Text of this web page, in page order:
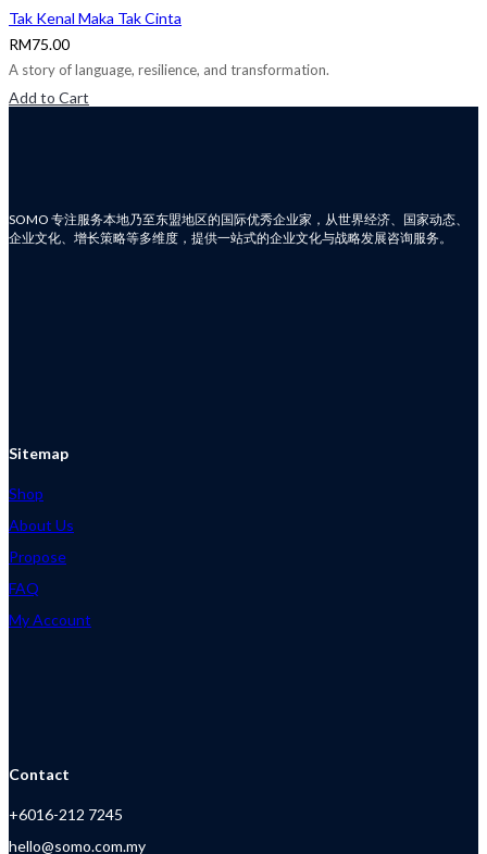
Tak Kenal Maka Tak Cinta
RM75.00
A story of language, resilience, and transformation.
Add to Cart
SOMO 专注服务本地乃至东盟地区的国际优秀企业家，从世界经济、国家动态、
企业文化、增长策略等多维度，提供一站式的企业文化与战略发展咨询服务。
Sitemap
Shop
About Us
Propose
FAQ
My Account
Contact
+6016-212 7245
hello@somo.com.my